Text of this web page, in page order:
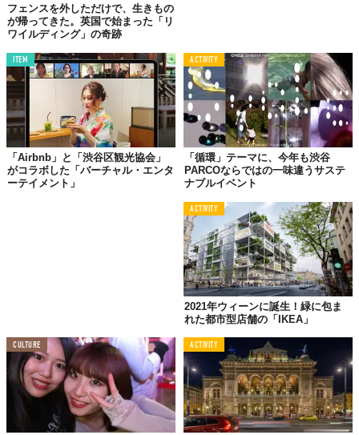
ブ。ファン同士のコミュニティや友だちと一緒に楽しむことがで
き、出演者と音声通話で交流できるファンミーティングも。終了
後には街中に散らかっているゴミを掃除するゲームも展開される
ようだ。
そのほか最旬のカルチャーと先端テクノロジーが融合した魅力的
なコンテンツがいくつも用意され、詳細は順次公開予定だそう。
「ハロウィン目的で渋谷へ来ないで」と、例年より早くアナウン
スした長谷部健区長。デジタルネイティブな時代を生きるひとり
として、ハロウィーンの楽しみ方の選択肢のひとつにいかがだろ
う。
『バーチャルハロウィーン2023 特設サイト』
https://alpha-u.io/event/halloween23
Top image: ©一般財団法人 渋谷区観光協会
TABI LABO
この世界は、もっと広いはずだ。
フェンスを外しただけで、生きもの
が帰ってきた。英国で始まった「リ
ワイルディング」の奇跡
ITEM
「Airbnb」と「渋谷区観光協会」
がコラボした「バーチャル・エンタ
ーテイメント」
ACTIVITY
「循環」テーマに、今年も渋谷
PARCOならではの一味違うサステ
ナブルイベント
ACTIVITY
2021年ウィーンに誕生！緑に包ま
れた都市型店舗の「IKEA」
CULTURE ACTIVITY